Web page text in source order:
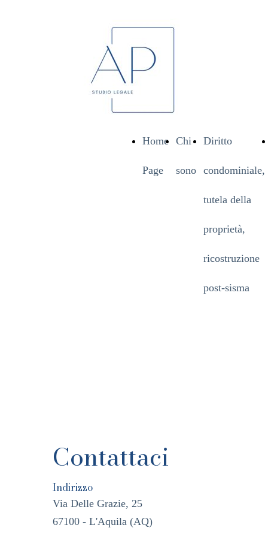
Home
Page
Chi
sono
Diritto
condominiale,
tutela della
proprietà,
ricostruzione
post-sisma
Contattaci
Indirizzo
Via Delle Grazie, 25
67100 - L'Aquila (AQ)